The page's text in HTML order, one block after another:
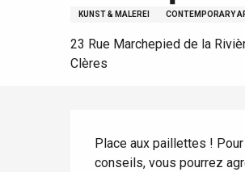
Die gesamte Agenda
Mit den Kindern
Trendige Orte
Aussicht
Aufenthalte am Meer
Fahrradaufenthalte
KUNST & MALEREI CONTEMPORARY
23 Rue Marchepied de la
Clères
Place aux paillettes !
conseils, vous pourrez